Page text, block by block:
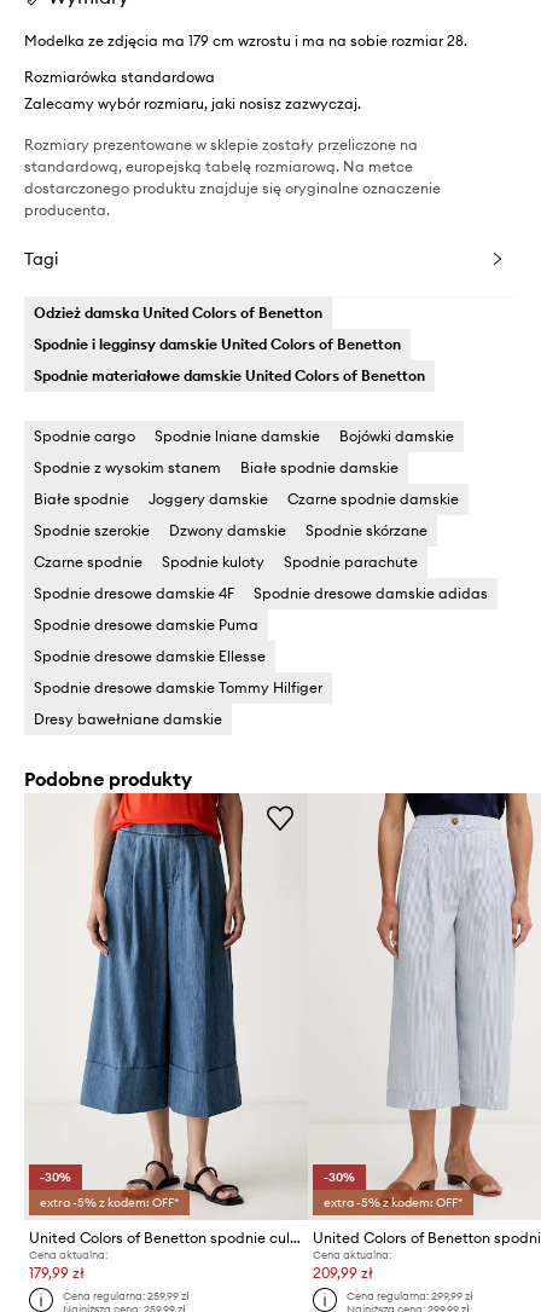
Modelka ze zdjęcia ma 179 cm wzrostu i ma na sobie rozmiar 28.
Rozmiarówka standardowa
Zalecamy wybór rozmiaru, jaki nosisz zazwyczaj.
Rozmiary prezentowane w sklepie zostały przeliczone na
standardową, europejską tabelę rozmiarową. Na metce
dostarczonego produktu znajduje się oryginalne oznaczenie
producenta.
Tagi
Odzież damska United Colors of Benetton
Spodnie i legginsy damskie United Colors of Benetton
Spodnie materiałowe damskie United Colors of Benetton
Spodnie cargo Spodnie lniane damskie
Bojówki damskie
Spodnie z wysokim stanem
Białe spodnie damskie
Białe spodnie
Joggery damskie
Czarne spodnie damskie
Spodnie szerokie
Dzwony damskie
Spodnie skórzane
Czarne spodnie
Spodnie kuloty
Spodnie parachute
Spodnie dresowe damskie 4F
Spodnie dresowe damskie adidas
Spodnie dresowe damskie Puma
Spodnie dresowe damskie Ellesse
Spodnie dresowe damskie Tommy Hilfiger
Dresy bawełniane damskie
Podobne produkty
-30%
extra -5% z kodem: OFF*
United Colors of Benetton spodnie culottes damskie z bawełną
Cena aktualna:
179,99 zł
Cena regularna:259,99 zł
Najniższa cena:259,99 zł
-30%
extra -5% z kodem: OFF*
Cena aktualna:
209,99 zł
Cena regularna: 299,99 zł
Najniższa cena: 299,99 zł